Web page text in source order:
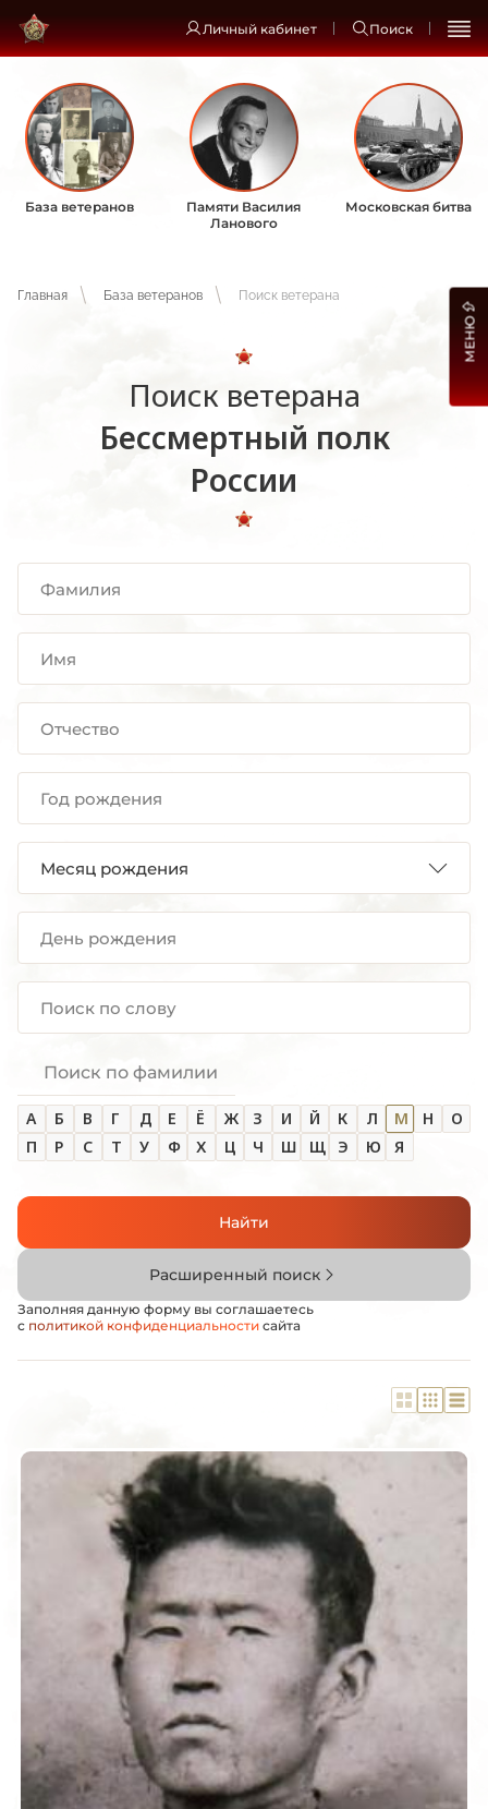
Личный кабинет Поиск
База ветеранов
Памяти Василия
Ланового
Московская битва
Главная База ветеранов Поиск ветерана
Поиск ветерана
Бессмертный полк
России
Поиск по фамилии
А Б В Г Д Е Ё Ж З И Й К Л М Н
О
П
Р С Т У Ф Х Ц Ч Ш Щ Э Ю Я
Найти
Расширенный поиск
Заполняя данную форму вы соглашаетесь
с политикой конфиденциальности сайта
МЕНЮ